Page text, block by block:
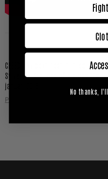
CREED - Ny boxningsfilm med
Sylvester Stallone på bio den 22e
januari 2016
Prev Post
No thanks,